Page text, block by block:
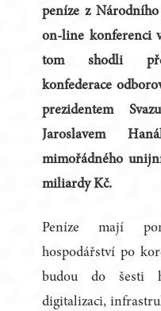
peníze z
on-line konferenci
tom shodli
konfederace
prezidentem
Jaroslavem
mimořádného
miliardy Kč.
Peníze mají
hospodářství po
budou do šesti
digitalizaci,